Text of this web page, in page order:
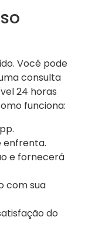
Você pode
consulta
24 horas
funciona:
enfrenta.
e fornecerá
com sua
do